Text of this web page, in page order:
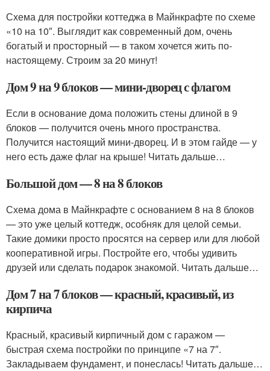
Схема для постройки коттеджа в Майнкрафте по схеме
«10 на 10″. Выглядит как современный дом, очень
богатый и просторный — в таком хочется жить по-
настоящему. Строим за 20 минут!
Дом 9 на 9 блоков — мини-дворец с флагом
Если в основание дома положить стены длиной в 9
блоков — получится очень много пространства.
Получится настоящий мини-дворец. И в этом гайде — у
него есть даже флаг на крыше! Читать дальше…
Большой дом — 8 на 8 блоков
Схема дома в Майнкрафте с основанием 8 на 8 блоков
— это уже целый коттедж, особняк для целой семьи.
Такие домики просто просятся на сервер или для любой
кооперативной игры. Постройте его, чтобы удивить
друзей или сделать подарок знакомой. Читать дальше…
Дом 7 на 7 блоков — красный, красивый, из
кирпича
Красный, красивый кирпичный дом с гаражом —
быстрая схема постройки по принципе «7 на 7″.
Закладываем фундамент, и понеслась! Читать дальше…